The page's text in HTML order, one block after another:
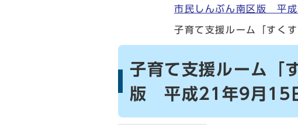
市民しんぶん南区版 平
子育て支援ルーム「すく
子育て支援ルーム「
版 平成21年9月15